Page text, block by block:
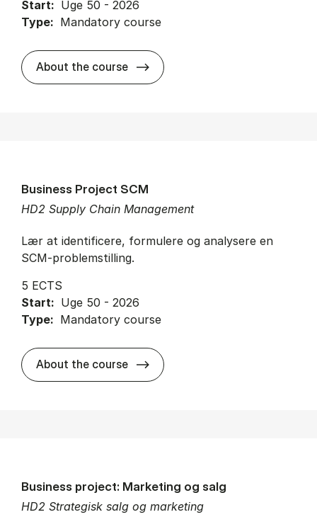
Start: Uge 50 - 2026
Type: Mandatory course
About the course about
HD2 Supply Chain Management
Business Project SCM
Lær at identificere, formulere og analysere en
SCM-problemstilling.
5 ECTS
Start: Uge 50 - 2026
Type: Mandatory course
About the course about
HD2 Strategisk salg og marketing
Business project: Marketing og salg